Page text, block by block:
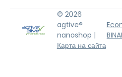
© 2026
agtive®
nanoshop |
Карта на сайта